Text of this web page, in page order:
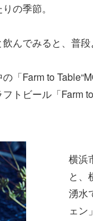
の季節。
んでみると、普段
「Farm to
トビール「Farm
横浜
と、
湧水
ェン